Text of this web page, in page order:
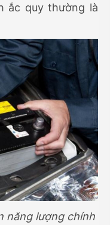
ắc quy thường là
năng lượng chính